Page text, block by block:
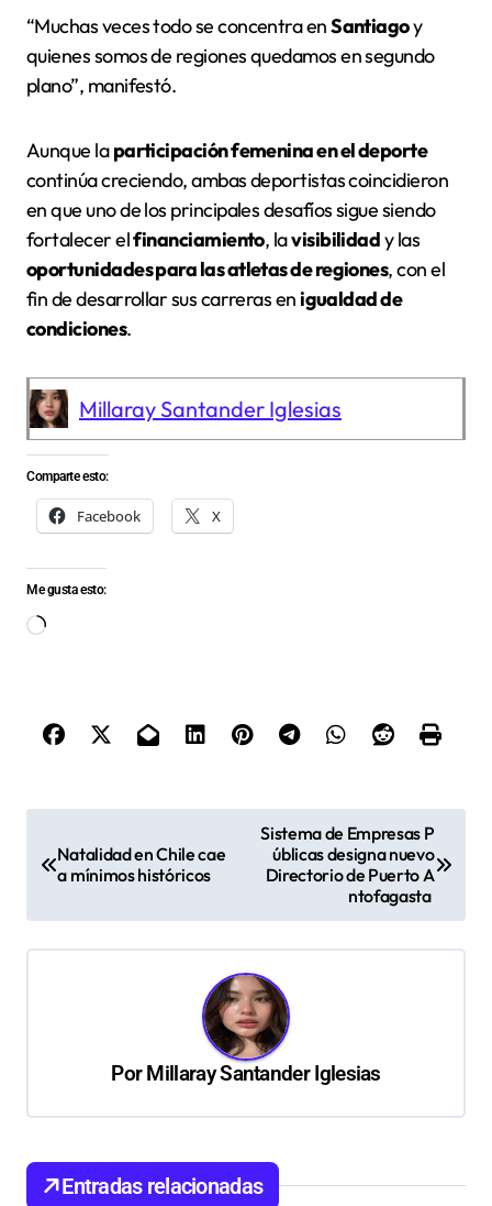
“Muchas veces todo se concentra enSantiagoy
quienes somos de regiones quedamos en segundo
plano”, manifestó.
Aunque laparticipación femenina en el deporte
continúa creciendo, ambas deportistas coincidieron
en que uno de los principales desafíos sigue siendo
fortalecer elfinanciamiento, lavisibilidady las
oportunidades para las atletas de regiones, con el
fin de desarrollar sus carreras enigualdad de
condiciones.
Millaray Santander Iglesias
Comparte esto:
Facebook X
Me gusta esto:
Cargando...
ó
Natalidad en Chile cae
a mínimos históricos
Sistema de Empresas P
úblicas designa nuevo
Directorio de Puerto A
ntofagasta
PorMillaray Santander Iglesias
Entradas relacionadas